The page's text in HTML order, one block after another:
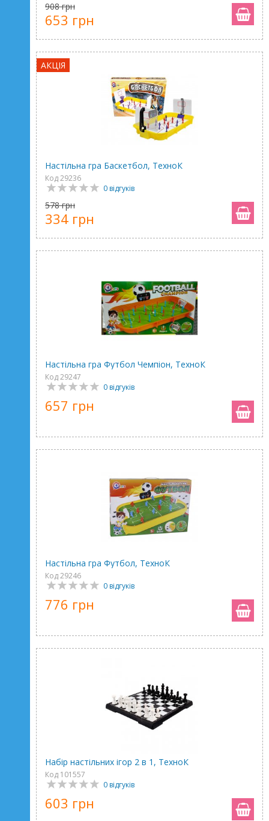
908 грн
653 грн
АКЦІЯ
Настільна гра Баскетбол, ТехноК
Код 29236
0 відгуків
578 грн
334 грн
Настільна гра Футбол Чемпіон, ТехноК
Код 29247
0 відгуків
657 грн
Настільна гра Футбол, ТехноК
Код 29246
0 відгуків
776 грн
Набір настільних ігор 2 в 1, ТехноК
Код 101557
0 відгуків
603 грн